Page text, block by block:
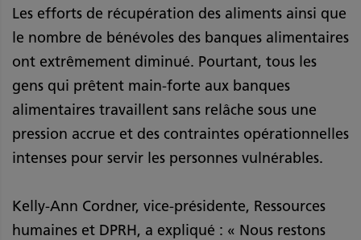
Les efforts de récupération des aliments ainsi que
le nombre de bénévoles des banques alimentaires
ont extrêmement diminué. Pourtant, tous les
gens qui prêtent main-forte aux banques
alimentaires travaillent sans relâche sous une
pression accrue et des contraintes opérationnelles
intenses pour servir les personnes vulnérables.
Kelly-Ann Cordner, vice-présidente, Ressources
humaines et DPRH, a expliqué : « Nous restons